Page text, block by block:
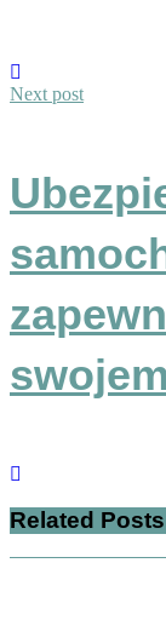
Next post
Related Posts